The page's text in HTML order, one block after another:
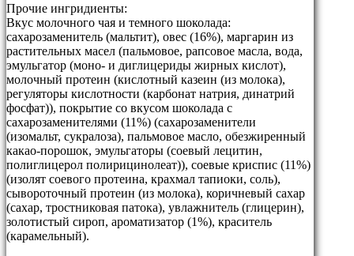
Прочие ингридиенты:
Вкус молочного чая и темного шоколада:
сахарозаменитель (мальтит), овес (16%), маргарин из
растительных масел (пальмовое, рапсовое масла, вода,
эмульгатор (моно- и диглицериды жирных кислот),
молочный протеин (кислотный казеин (из молока),
регуляторы кислотности (карбонат натрия, динатрий
фосфат)), покрытие со вкусом шоколада с
сахарозаменителями (11%) (сахарозаменители
(изомальт, сукралоза), пальмовое масло, обезжиренный
какао-порошок, эмульгаторы (соевый лецитин,
полиглицерол полирицинолеат)), соевые криспис (11%)
(изолят соевого протеина, крахмал тапиоки, соль),
сывороточный протеин (из молока), коричневый сахар
(сахар, тростниковая патока), увлажнитель (глицерин),
золотистый сироп, ароматизатор (1%), краситель
(карамельный).